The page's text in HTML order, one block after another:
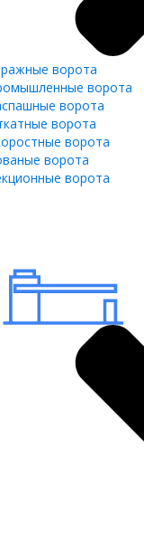
ворота
ворота
ворота
ворота
ворота
ворота
ворота